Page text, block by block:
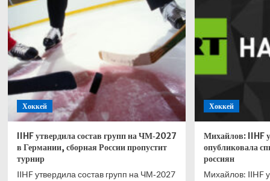
И
это
Хоккей
IIHF утвердила состав групп на ЧМ‑2027
в Германии, сборная России пропустит
турнир
IIHF утвердила состав групп на ЧМ‑2027
Хоккей
Михайлов: IIHF
опубликовала
россиян
Михайлов: IIHF